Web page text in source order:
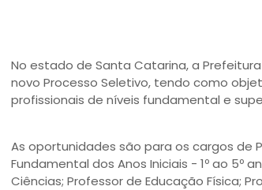
No estado de Santa Catarina, a
novo Processo Seletivo, tendo como
profissionais de níveis fundamental e
As oportunidades são para os cargos de
Fundamental dos Anos Iniciais - 1º ao 5º
Ciências; Professor de Educação Física;